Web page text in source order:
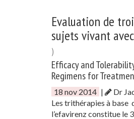
Evaluation de
sujets vivant
)
Efficacy and
Regimens for
18 nov 2014 |
Dr
Les trithérapies à base
l’efavirenz constitue le